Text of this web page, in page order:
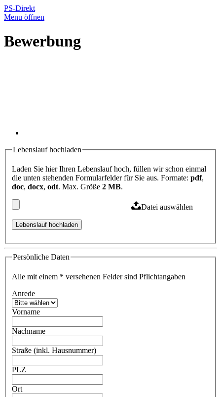
PS-Direkt
Menu öffnen
Bewerbung
Lebenslauf hochladen
Laden Sie hier Ihren Lebenslauf hoch, füllen wir schon einmal
die unten stehenden Formularfelder für Sie aus. Formate: pdf,
doc, docx, odt. Max. Größe 2 MB.
Datei auswählen
Persönliche Daten
Alle mit einem * versehenen Felder sind Pflichtangaben
Anrede
Vorname
Nachname
Straße (inkl. Hausnummer)
PLZ
Ort